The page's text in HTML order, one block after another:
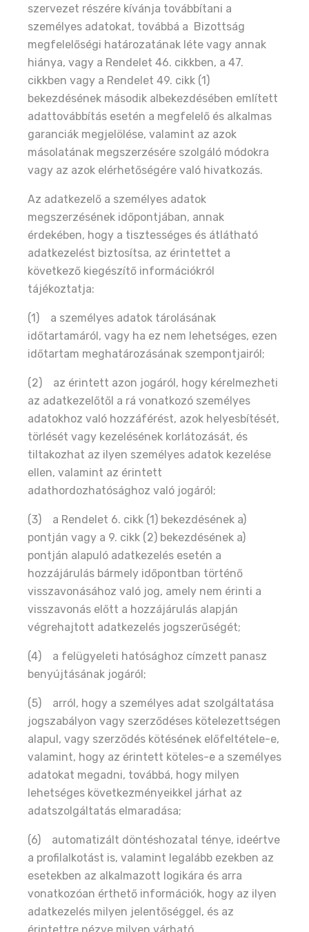
szervezet részére kívánja továbbítani a
személyes adatokat, továbbá a Bizottság
megfelelőségi határozatának léte vagy annak
hiánya, vagy a Rendelet 46. cikkben, a 47.
cikkben vagy a Rendelet 49. cikk (1)
bekezdésének második albekezdésében említett
adattovábbítás esetén a megfelelő és alkalmas
garanciák megjelölése, valamint az azok
másolatának megszerzésére szolgáló módokra
vagy az azok elérhetőségére való hivatkozás.
Az adatkezelő a személyes adatok
megszerzésének időpontjában, annak
érdekében, hogy a tisztességes és átlátható
adatkezelést biztosítsa, az érintettet a
következő kiegészítő információkról
tájékoztatja:
(1) a személyes adatok tárolásának
időtartamáról, vagy ha ez nem lehetséges, ezen
időtartam meghatározásának szempontjairól;
(2) az érintett azon jogáról, hogy kérelmezheti
az adatkezelőtől a rá vonatkozó személyes
adatokhoz való hozzáférést, azok helyesbítését,
törlését vagy kezelésének korlátozását, és
tiltakozhat az ilyen személyes adatok kezelése
ellen, valamint az érintett
adathordozhatósághoz való jogáról;
(3) a Rendelet 6. cikk (1) bekezdésének a)
pontján vagy a 9. cikk (2) bekezdésének a)
pontján alapuló adatkezelés esetén a
hozzájárulás bármely időpontban történő
visszavonásához való jog, amely nem érinti a
visszavonás előtt a hozzájárulás alapján
végrehajtott adatkezelés jogszerűségét;
(4) a felügyeleti hatósághoz címzett panasz
benyújtásának jogáról;
(5) arról, hogy a személyes adat szolgáltatása
jogszabályon vagy szerződéses kötelezettségen
alapul, vagy szerződés kötésének előfeltétele-e,
valamint, hogy az érintett köteles-e a személyes
adatokat megadni, továbbá, hogy milyen
lehetséges következményeikkel járhat az
adatszolgáltatás elmaradása;
(6) automatizált döntéshozatal ténye, ideértve
a profilalkotást is, valamint legalább ezekben az
esetekben az alkalmazott logikára és arra
vonatkozóan érthető információk, hogy az ilyen
adatkezelés milyen jelentőséggel, és az